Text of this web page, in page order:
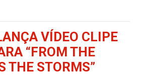
VÍDEO CLIPE
“FROM THE
THE STORMS”